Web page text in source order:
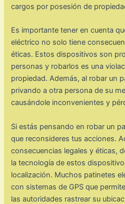
cargos por posesión de
Es importante tener en cuenta
eléctrico no solo tiene
éticas. Estos dispositivos son
personas y robarlos es una
propiedad. Además, al robar un
privando a otra persona de su
causándole inconvenientes y
Si estás pensando en robar un
que reconsideres tus acciones.
consecuencias legales y éticas,
la tecnología de estos
localización. Muchos patinetes
con sistemas de GPS que
las autoridades rastrear su